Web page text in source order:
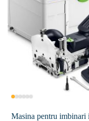
Masina pentru imbinari